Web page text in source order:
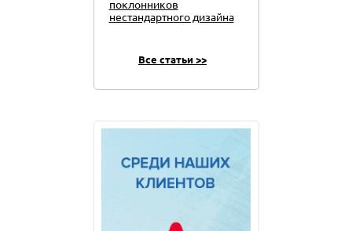
поклонников
нестандартного дизайна
Все статьи >>